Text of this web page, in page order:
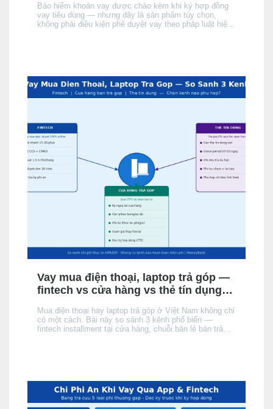
Bảo hiểm khoản vay được chào kèm khi ký hợp đồng
vay tiêu dùng — nhưng đây là sản phẩm tùy chọn,
không phải điều kiện phê duyệt vay theo pháp luật hiện
Vay mua điện thoại, laptop trả góp —
fintech vs cửa hàng vs thẻ tín dụng:
Mua điện thoại hay laptop trả góp ở Việt Nam không chỉ
có một cách. Bài này so sánh 3 kênh phổ biến —
fintech installment tại cửa hàng, chuỗi bán lẻ bán trả